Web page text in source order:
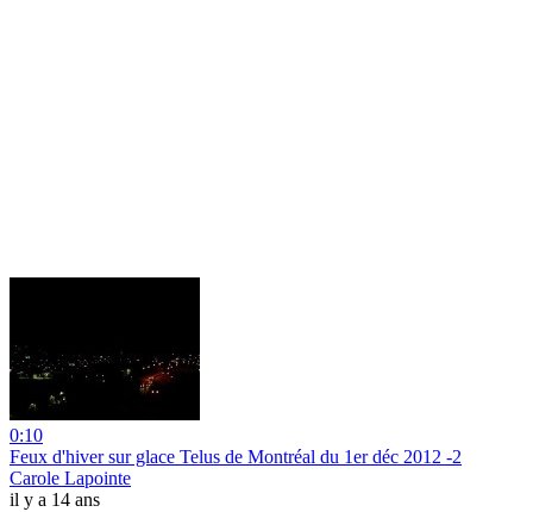
0:10
Feux d'hiver sur glace Telus de Montréal du 1er déc 2012 -2
Carole Lapointe
il y a 14 ans